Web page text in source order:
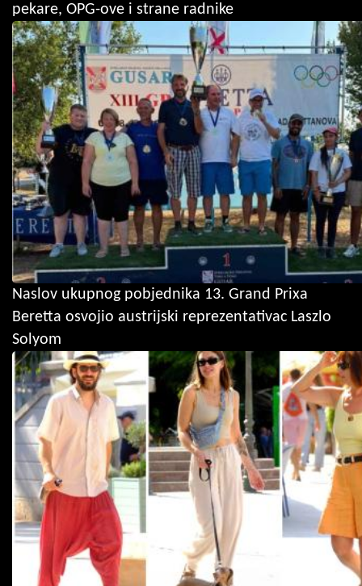
pekare, OPG-ove i strane radnike
Naslov ukupnog pobjednika 13. Grand Prixa
Beretta osvojio austrijski reprezentativac Laszlo
Solyom